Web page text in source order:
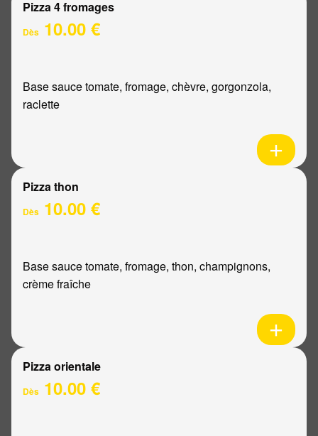
Pizza 4 fromages
Dès 10.00 €
Base sauce tomate, fromage, chèvre, gorgonzola,
raclette
Pizza thon
Dès 10.00 €
Base sauce tomate, fromage, thon, champignons,
crème fraîche
Pizza orientale
Dès 10.00 €